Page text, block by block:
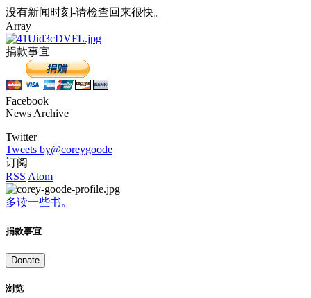
没有新闻时刻-请检查回来很快。
Array
捐款事宜
Facebook
News Archive
Twitter
Tweets by@coreygoode
订阅
RSS Atom
多读一些书。
捐款事宜
Donate
浏览